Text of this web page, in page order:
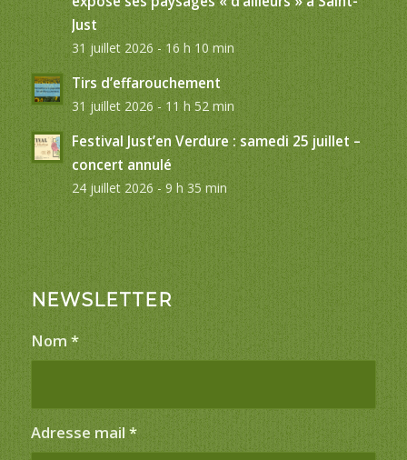
Just
31 juillet 2026 - 16 h 10 min
Tirs d’effarouchement
31 juillet 2026 - 11 h 52 min
Festival Just’en Verdure : samedi 25 juillet –
concert annulé
24 juillet 2026 - 9 h 35 min
NEWSLETTER
Nom *
Adresse mail *